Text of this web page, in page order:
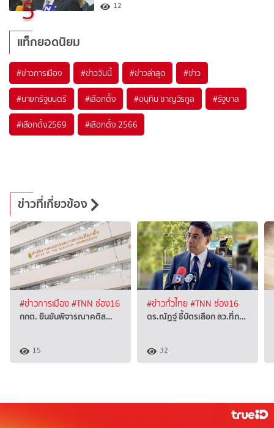
5 12
แท็กยอดนิยม
#ข่าวการเมือง #ข่าววันนี้ #ข่าวล่าสุด #ข่าว
#นายกรัฐมนตรี #เลือกตั้ง #อนุทิน ชาญวีรกูล #รัฐบาล
#เลือกตั้ง2569 #เลือกตั้ง 2566
ข่าวที่เกี่ยวข้อง
#ข่าวการเมือง#TNN ช่อง16
กกต. ยืนยันพิจารณาคดีส…
15
#ข่าวทั่วไทย#TNN ช่อง16
ดร.ณัฏฐ์ ชี้บัตรเลือก สว.ที่ถ…
32